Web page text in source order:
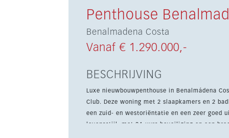
Penthouse
Benalmadena Costa
Vanaf € 1.290.000,-
BESCHRIJVING
Luxe nieuwbouwpenthouse in Benalmádena
Club. Deze woning met 2 slaapkamers en 2
een zuid- en westoriëntatie en een zeer goed uitzicht. Het project is ontworpen voor
levensstijl, met 24-uurs beveiliging en een